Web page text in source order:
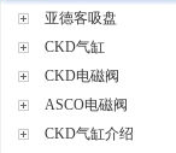
亚德客吸盘
CKD气缸
CKD电磁阀
ASCO电磁阀
CKD气缸介绍